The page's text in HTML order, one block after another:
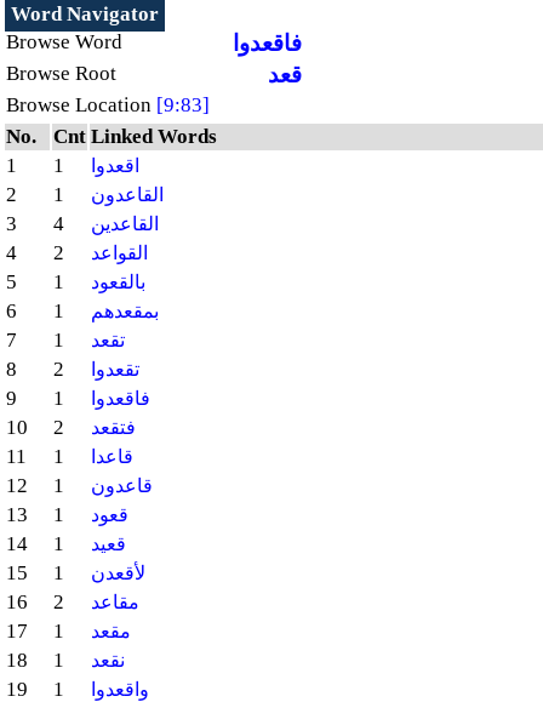
Word Navigator
Browse Word
فاقعدوا
Browse Root قعد
Browse Location [9:83]
No.
Cnt Linked Words
1
1 اقعدوا
2 1 القاعدون
3 4 القاعدين
4 2 القواعد
5 1 بالقعود
6 1 بمقعدهم
7 1 تقعد
8 2 تقعدوا
9 1 فاقعدوا
10 2 فتقعد
11 1 قاعدا
12 1 قاعدون
13 1 قعود
14 1 قعيد
15 1 لأقعدن
16 2 مقاعد
17 1 مقعد
18 1 نقعد
19 1 واقعدوا